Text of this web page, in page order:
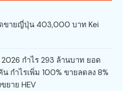
ดขายญี่ปุ่น 403,000 บาท Kei
กำไร 293 ล้านบาท ยอด
กำไรเพิ่ม 100% ขายลดลง 8%
ยาย HEV